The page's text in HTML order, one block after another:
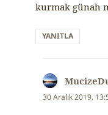
kurmak günah
YANITLA
30 Aralık 2019,